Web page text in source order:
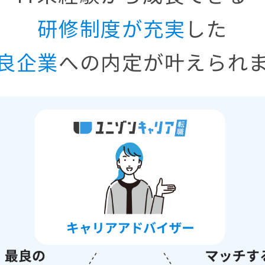
研修制度が充実 した
企業への内定が叶えられ